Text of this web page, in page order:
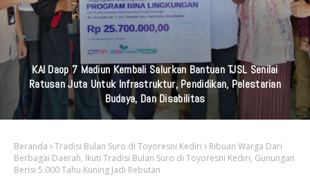
KAI Daop 7 Madiun Kembali Salurkan Bantuan TJSL Senilai
Ratusan Juta Untuk Infrastruktur, Pendidikan, Pelestarian
Budaya, Dan Disabilitas
Beranda Tradisi Bulan Suro di Toyoresni Kediri
Ribuan Warga Dari
Berbagai Daerah, Ikuti Tradisi Bulan Suro di Toyoresni Kediri, Gunungan
Berisi 5.000 Tahu Kuning Jadi Rebutan